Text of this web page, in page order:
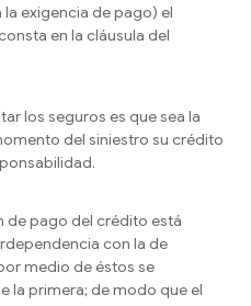
exigencia de pago) el
en la cláusula del
los seguros es que sea la
del siniestro su crédito
de pago del crédito está
con la de
medio de éstos se
la primera; de modo que el